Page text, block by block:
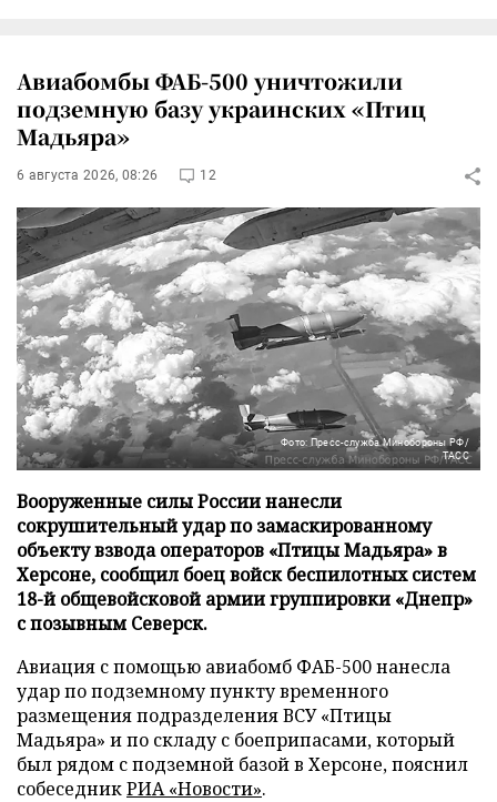
Авиабомбы ФАБ-500 уничтожили
подземную базу украинских «Птиц
Мадьяра»
6 августа 2026, 08:26 12
Фото: Пресс-служба Минобороны РФ/
ТАСС
Вооруженные силы России нанесли
сокрушительный удар по замаскированному
объекту взвода операторов «Птицы Мадьяра» в
Херсоне, сообщил боец войск беспилотных систем
18-й общевойсковой армии группировки «Днепр»
с позывным Северск.
Авиация с помощью авиабомб ФАБ-500 нанесла
удар по подземному пункту временного
размещения подразделения ВСУ «Птицы
Мадьяра» и по складу с боеприпасами, который
был рядом с подземной базой в Херсоне, пояснил
собеседникРИА «Новости».